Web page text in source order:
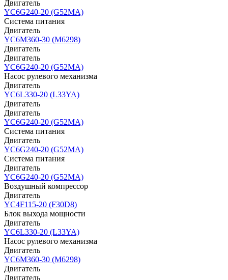
Двигатель
YC6G240-20 (G52MA)
Система питания
Двигатель
YC6M360-30 (M6298)
Двигатель
Двигатель
YC6G240-20 (G52MA)
Насос рулевого механизма
Двигатель
YC6L330-20 (L33YA)
Двигатель
Двигатель
YC6G240-20 (G52MA)
Система питания
Двигатель
YC6G240-20 (G52MA)
Система питания
Двигатель
YC6G240-20 (G52MA)
Воздушный компрессор
Двигатель
YC4F115-20 (F30D8)
Блок выхода мощности
Двигатель
YC6L330-20 (L33YA)
Насос рулевого механизма
Двигатель
YC6M360-30 (M6298)
Двигатель
Двигатель